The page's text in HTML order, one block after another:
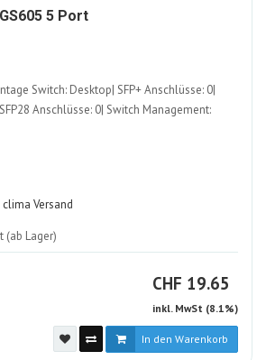
5 Port95039-
Switch: Desktop| SFP+ Anschlüsse: 0|
Anschlüsse: 0| Switch Management:
Versand
(ab Lager)
CHF CHF
19.65
inkl. MwSt (8.1%)
In den Warenkorb